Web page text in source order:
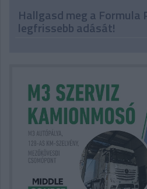
Hallgasd meg a Formula
legfrissebb adását!